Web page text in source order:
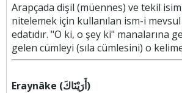
Arapçada dişil (müennes) ve tekil
nitelemek için kullanılan ism-i
edatıdır. "O ki, o şey ki" manalarına
gelen cümleyi (sıla cümlesini) o
Eraynâke (أَرَيْنَاكَ)